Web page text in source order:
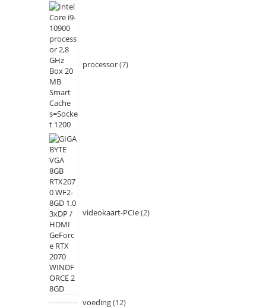
processor 7
videokaart-PCIe 2
voeding 12